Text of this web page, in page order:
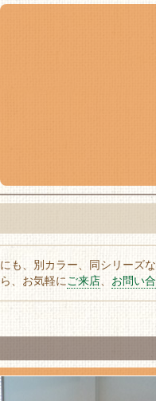
も、別カラー、同シリーズ
、お気軽にご来店、 お問い